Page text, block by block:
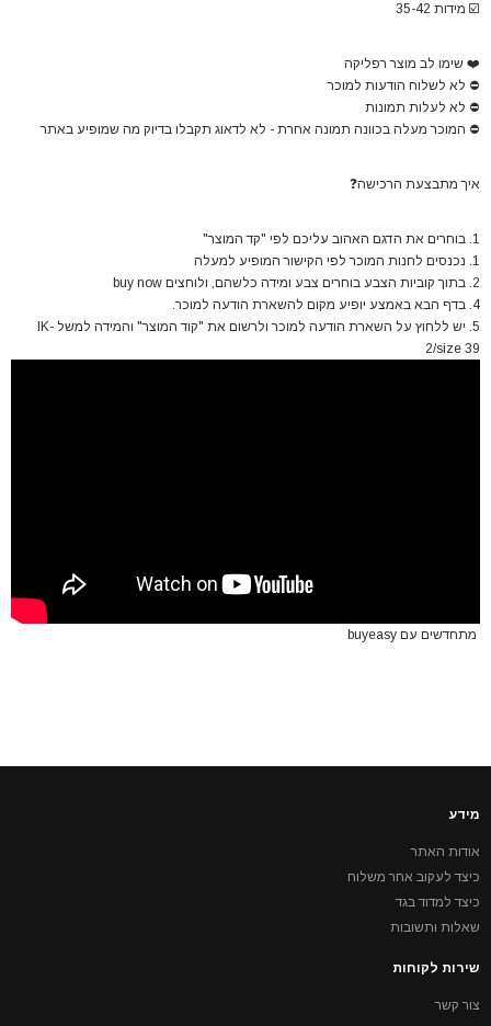
☑️ מידות 35-42
❤️ שימו לב מוצר רפליקה
⛔ לא לשלוח הודעות למוכר
⛔ לא לעלות תמונות
⛔ המוכר מעלה בכוונה תמונה אחרת - לא לדאוג תקבלו בדיוק מה שמופיע באתר
איך מתבצעת הרכישה❓
1. בוחרים את הדגם האהוב עליכם לפי "קד המוצר"
1. נכנסים לחנות המוכר לפי הקישור המופיע למעלה
2. בתוך קוביות הצבע בוחרים צבע ומידה כלשהם, ולוחצים buy now
4. בדף הבא באמצע יופיע מקום להשארת הודעה למוכר.
5. יש ללחוץ על השארת הודעה למוכר ולרשום את "קוד המוצר" והמידה למשל IK-
2/size 39
מתחדשים עם buyeasy
מידע
אודות האתר
כיצד לעקוב אחר משלוח
כיצד למדוד בגד
שאלות ותשובות
שירות לקוחות
צור קשר